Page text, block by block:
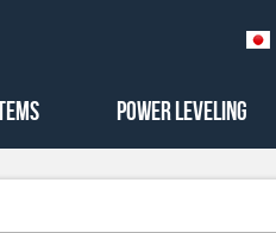
Power Leveling